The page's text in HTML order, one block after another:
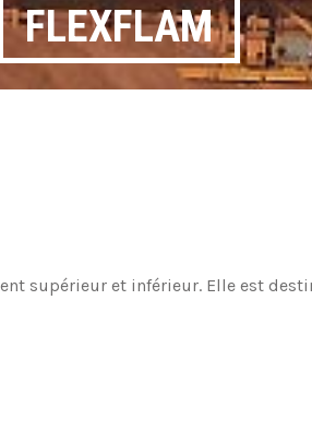
FLEXFLAM
supérieur et inférieur. Elle est